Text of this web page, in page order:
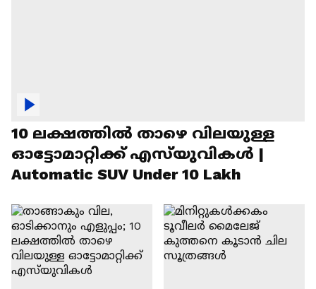
10 ലക്ഷത്തിൽ താഴെ വിലയുള്ള
ഓട്ടോമാറ്റിക്ക് എസ്‍യുവികൾ |
Automatic SUV Under 10 Lakh